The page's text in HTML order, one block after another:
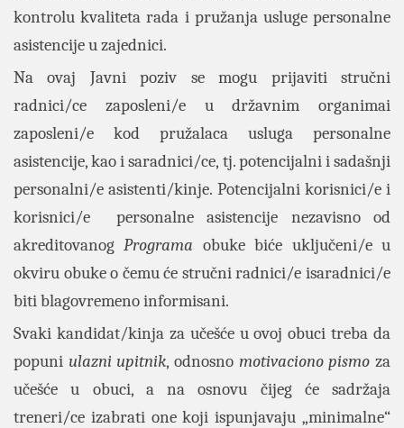
kontrolu kvaliteta rada i pružanja usluge personalne
asistencije u zajednici.
Na ovaj Javni poziv se mogu prijaviti stručni
radnici/ce zaposleni/e u državnim organimai
zaposleni/e kod pružalaca usluga personalne
asistencije, kao i saradnici/ce, tj. potencijalni i sadašnji
personalni/e asistenti/kinje. Potencijalni korisnici/e i
korisnici/e personalne asistencije nezavisno od
akreditovanogPrograma obuke biće uključeni/e u
okviru obuke o čemu će stručni radnici/e isaradnici/e
biti blagovremeno informisani.
Svaki kandidat/kinja za učešće u ovoj obuci treba da
popuni ulazni upitnik, odnosno motivaciono pismo za
učešće u obuci, a na osnovu čijeg će sadržaja
treneri/ce izabrati one koji ispunjavaju „minimalne“